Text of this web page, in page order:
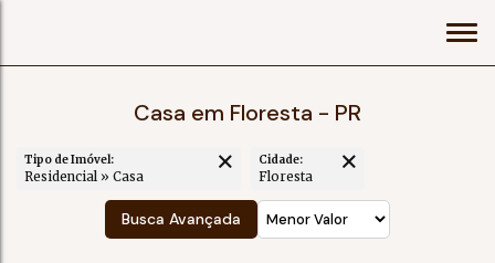
Casa em Floresta - PR
Tipo de Imóvel: Cidade:
Busca Avançada